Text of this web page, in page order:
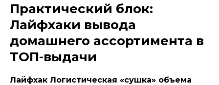
Практический блок:
Лайфхаки вывода
домашнего ассортимента в
ТОП-выдачи
Лайфхак Логистическая «сушка» объема